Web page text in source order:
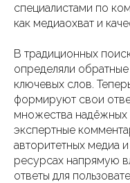
специалистами по
как медиаохват и
В традиционных
определяли
ключевых слов.
формируют свои
множества надёжных
экспертные
авторитетных медиа
ресурсах напрямую
ответы для